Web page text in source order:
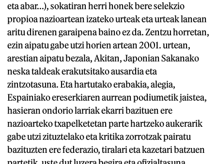
eta abar...), sokatiran herri honek bere selekzio
propioa nazioartean izateko urteak eta urteak lanean
aritu direnen garaipena baino ez da. Zentzu horretan,
ezin aipatu gabe utzi horien artean 2001. urtean,
arestian aipatu bezala, Akitan, Japonian Sakanako
neska taldeak erakutsitako ausardia eta
zintzotasuna. Eta hartutako erabakia, alegia,
Espainiako ereserkiaren aurrean podiumetik jaistea,
hasieran ondorio larriak ekarri bazituen ere
nazioarteko txapelketetan parte hartzeko aukerarik
gabe utzi zituztelako eta kritika zorrotzak pairatu
bazituzten ere federazio, tiralari eta kazetari batzuen